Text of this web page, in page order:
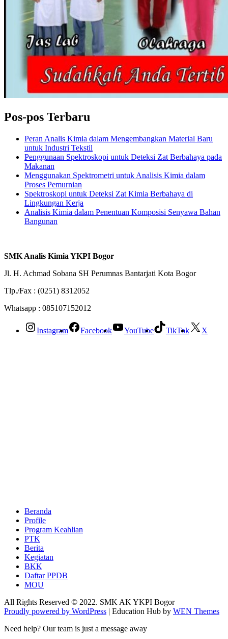
Pos-pos Terbaru
Peran Analis Kimia dalam Mengembangkan Material Baru
untuk Industri Tekstil
Penggunaan Spektroskopi untuk Deteksi Zat Berbahaya pada
Makanan
Menggunakan Spektrometri untuk Analisis Kimia dalam
Proses Pemurnian
Spektroskopi untuk Deteksi Zat Kimia Berbahaya di
Lingkungan Kerja
Analisis Kimia dalam Penentuan Komposisi Senyawa Bahan
Bangunan
SMK Analis Kimia YKPI Bogor
Jl. H. Achmad Sobana SH Perumnas Bantarjati Kota Bogor
Tlp./Fax : (0251) 8312052
Whatsapp : 085107152012
Instagram Facebook YouTube TikTok X
Beranda
Profile
Program Keahlian
PTK
Berita
Kegiatan
BKK
Daftar PPDB
MOU
All Rights Reserved © 2022. SMK AK YKPI Bogor
Proudly powered by WordPress | Education Hub by WEN Themes
Need help? Our team is just a message away